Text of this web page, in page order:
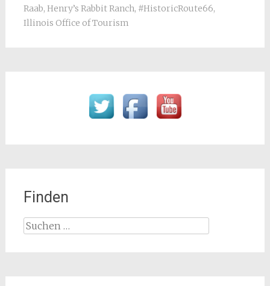
Raab, Henry’s Rabbit Ranch, #HistoricRoute66,
Illinois Office of Tourism
Finden
Suchen
nach: